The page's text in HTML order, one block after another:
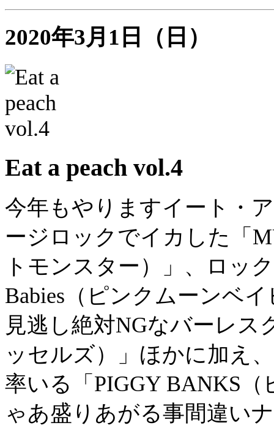
2020年3月1日（日）
Eat a peach vol.4
今年もやりますイート・
ージロックでイカした「
トモンスター）」、ロッ
Babies（ピンクムーンベ
見逃し絶対NGなバーレス
ッセルズ）」ほかに加え
率いる「PIGGY BANKS
ゃあ盛りあがる事間違い